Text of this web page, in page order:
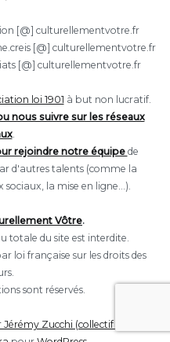
[@] culturellementvotre.fr
[@] culturellementvotre.fr
[@] culturellementvotre.fr
loi 1901 à but non lucratif.
nous suivre sur les réseaux
.
rejoindre notre équipe de
d'autres talents (comme la
la mise en ligne...).
Vôtre.
totale du site est interdite.
loi française sur les droits des
sont réservés.
Zucchi (collectif Eclore).